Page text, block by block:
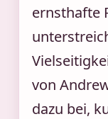
ernsthafte
von
dazu bei,